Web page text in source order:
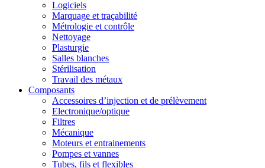
Logiciels
Marquage et traçabilité
Métrologie et contrôle
Nettoyage
Plasturgie
Salles blanches
Stérilisation
Travail des métaux
Composants
Accessoires d’injection et de prélèvement
Electronique/optique
Filtres
Mécanique
Moteurs et entrainements
Pompes et vannes
Tubes, fils et flexibles